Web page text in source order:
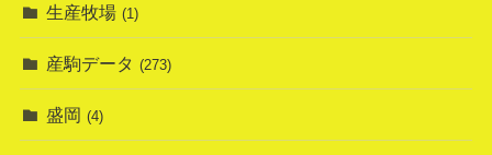
生産牧場 (1)
産駒データ (273)
盛岡 (4)